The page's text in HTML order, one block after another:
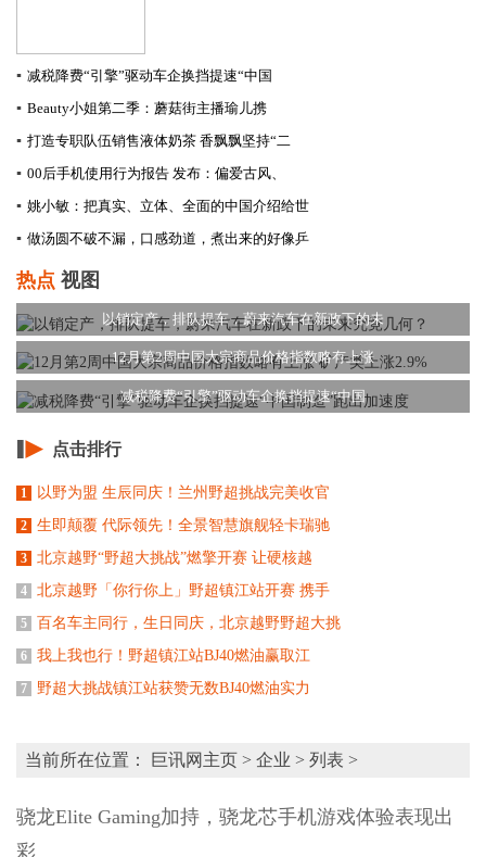
▪ 减税降费“引擎”驱动车企换挡提速​“中国
▪ Beauty小姐第二季：蘑菇街主播瑜儿携
▪ 打造专职队伍销售液体奶茶 香飘飘坚持“二
▪ 00后手机使用行为报告 发布：偏爱古风、
▪ 姚小敏：把真实、立体、全面的中国介绍给世
▪ 做汤圆不破不漏，口感劲道，煮出来的好像乒
热点 视图
以销定产，排队提车，蔚来汽车在新政下的未
12月第2周中国大宗商品价格指数略有上涨
减税降费“引擎”驱动车企换挡提速​“中国
点击排行
1 以野为盟 生辰同庆！兰州野超挑战完美收官
2 生即颠覆 代际领先！全景智慧旗舰轻卡瑞驰
3 北京越野“野超大挑战”燃擎开赛 让硬核越
4 北京越野「你行你上」野超镇江站开赛 携手
5 百名车主同行，生日同庆，北京越野野超大挑
6 我上我也行！野超镇江站BJ40燃油赢取江
7 野超大挑战镇江站获赞无数BJ40燃油实力
当前所在位置： 巨讯网主页 > 企业 > 列表 >
骁龙Elite Gaming加持，骁龙芯手机游戏体验表现出
彩